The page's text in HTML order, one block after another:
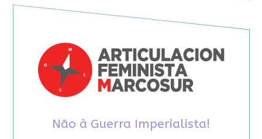
Não à Guerra Imperialista!